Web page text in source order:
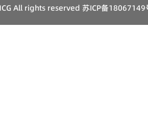
All rights reserved 苏ICP备